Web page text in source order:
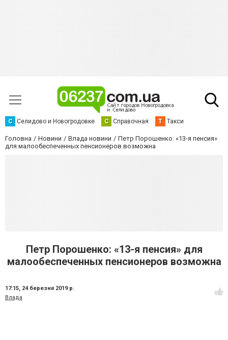
С Селидово и Новогродовке С Справочная Т Такси
Головна Новини Влада новини
Петр Порошенко: «13-я пенсия»
для малообеспеченных пенсионеров возможна
Петр Порошенко: «13-я пенсия» для
малообеспеченных пенсионеров возможна
17:15, 24 березня 2019 р.
Влада